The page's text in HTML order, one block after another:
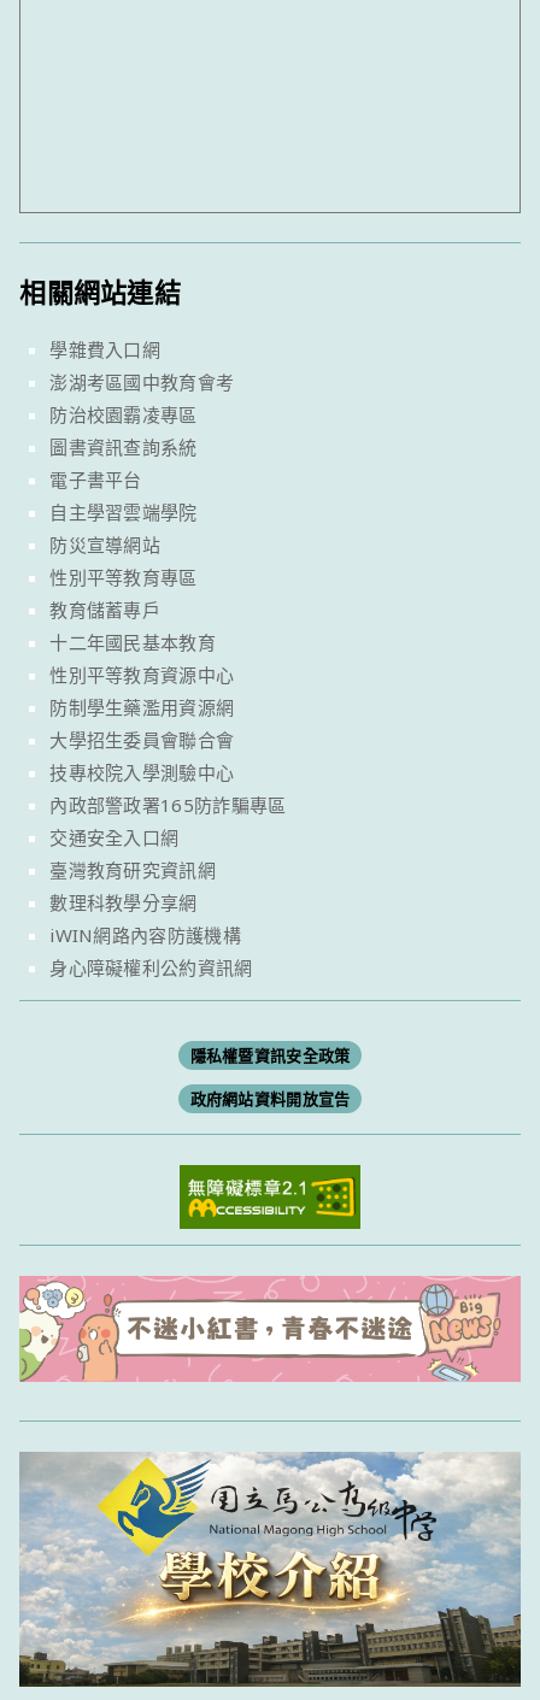
相關網站連結
學雜費入口網
澎湖考區國中教育會考
防治校園霸凌專區
圖書資訊查詢系統
電子書平台
自主學習雲端學院
防災宣導網站
性別平等教育專區
教育儲蓄專戶
十二年國民基本教育
性別平等教育資源中心
防制學生藥濫用資源網
大學招生委員會聯合會
技專校院入學測驗中心
內政部警政署165防詐騙專區
交通安全入口網
臺灣教育研究資訊網
數理科教學分享網
iWIN網路內容防護機構
身心障礙權利公約資訊網
隱私權暨資訊安全政策
政府網站資料開放宣告